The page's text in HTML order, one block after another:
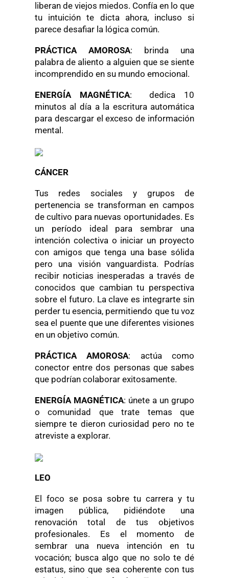
liberan de viejos miedos. Confía en lo que
tu intuición te dicta ahora, incluso si
parece desafiar la lógica común.
PRÁCTICA AMOROSA: brinda una
palabra de aliento a alguien que se siente
incomprendido en su mundo emocional.
ENERGÍA MAGNÉTICA: dedica 10
minutos al día a la escritura automática
para descargar el exceso de información
mental.
CÁNCER
Tus redes sociales y grupos de
pertenencia se transforman en campos
de cultivo para nuevas oportunidades. Es
un período ideal para sembrar una
intención colectiva o iniciar un proyecto
con amigos que tenga una base sólida
pero una visión vanguardista. Podrías
recibir noticias inesperadas a través de
conocidos que cambian tu perspectiva
sobre el futuro. La clave es integrarte sin
perder tu esencia, permitiendo que tu voz
sea el puente que une diferentes visiones
en un objetivo común.
PRÁCTICA AMOROSA: actúa como
conector entre dos personas que sabes
que podrían colaborar exitosamente.
ENERGÍA MAGNÉTICA: únete a un grupo
o comunidad que trate temas que
siempre te dieron curiosidad pero no te
atreviste a explorar.
LEO
El foco se posa sobre tu carrera y tu
imagen pública, pidiéndote una
renovación total de tus objetivos
profesionales. Es el momento de
sembrar una nueva intención en tu
vocación; busca algo que no solo te dé
estatus, sino que sea coherente con tus